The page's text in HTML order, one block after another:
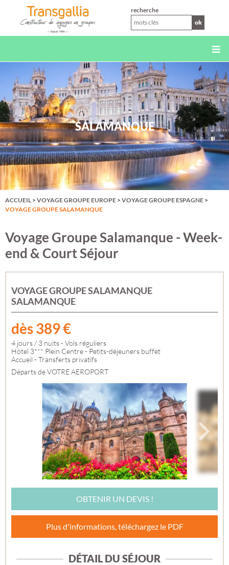
recherche
ok
SALAMANQUE
ACCUEIL > VOYAGE GROUPE EUROPE > VOYAGE GROUPE ESPAGNE >
VOYAGE GROUPE SALAMANQUE
Voyage Groupe Salamanque - Week-
end & Court Séjour
VOYAGE GROUPE SALAMANQUE
SALAMANQUE
dès389€
4 jours / 3 nuits - Vols réguliers
Hôtel 3*** Plein Centre - Petits-déjeuners buffet
Accueil - Transferts privatifs
Départs de VOTRE AEROPORT
OBTENIR UN DEVIS !
Plus d'informations, téléchargez le PDF
DÉTAIL DU SÉJOUR